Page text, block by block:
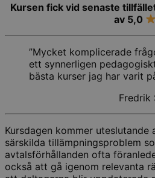
Kursen fick vid senaste
av 5,0
”Mycket komplicerade
ett synnerligen
bästa kurser jag har varit
Fredrik
Kursdagen kommer
särskilda tillämpningsproblem
avtalsförhållanden ofta
också att gå igenom relevanta